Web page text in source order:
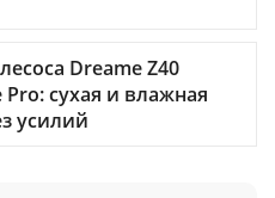
Dreame Z40
Pro: сухая и влажная
усилий